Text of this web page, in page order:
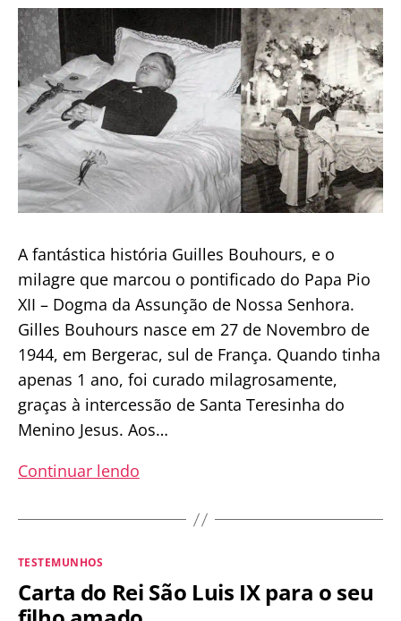
a
dia
publicação
A fantástica história Guilles Bouhours, e o
milagre que marcou o pontificado do Papa Pio
XII – Dogma da Assunção de Nossa Senhora.
Gilles Bouhours nasce em 27 de Novembro de
1944, em Bergerac, sul de França. Quando tinha
apenas 1 ano, foi curado milagrosamente,
graças à intercessão de Santa Teresinha do
Menino Jesus. Aos…
Continuar lendo
que,
Virgem,
Categorias
TESTEMUNHOS
Carta do Rei São Luis IX para o seu